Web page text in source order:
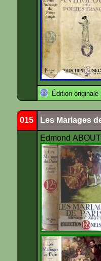
Édition originale
015 Les Mariages
Edmond ABOUT